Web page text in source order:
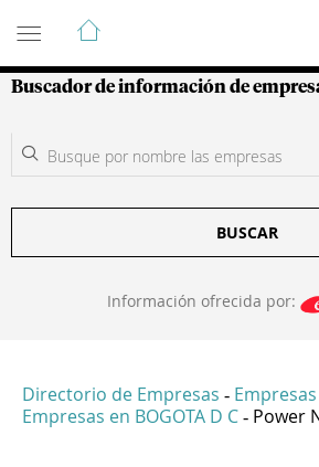
Guía de Empresas
Buscador de información de
BUSCAR
Información ofrecida por:
Directorio de Empresas -
Empresas en BOGOTA D C - Power